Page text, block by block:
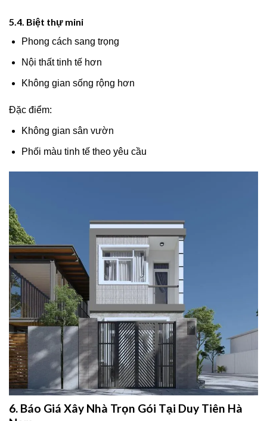
5.4. Biệt thự mini
Phong cách sang trọng
Nội thất tinh tế hơn
Không gian sống rộng hơn
Đặc điểm:
Không gian sân vườn
Phối màu tinh tế theo yêu cầu
6. Báo Giá Xây Nhà Trọn Gói Tại Duy Tiên Hà